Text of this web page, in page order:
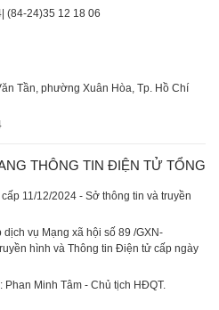
| (84-24)35 12 18 06
Tần, phường Xuân Hòa, Tp. Hồ Chí
THÔNG TIN ĐIỆN TỬ TỔNG
11/12/2024 - Sở thông tin và truyền
vụ Mạng xã hội số 89 /GXN-
hình và Thông tin Điện tử cấp ngày
Minh Tâm - Chủ tịch HĐQT.